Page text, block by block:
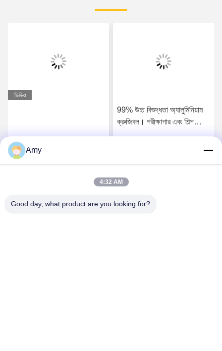
ভিডিও
99% উচ্চ বিশুদ্ধতা অ্যালুমিনিয়াম
ক্রুজিবল। পরীক্ষাগার এবং শিল্প
Amy
4:32 AM
Good day, what product are you looking for?